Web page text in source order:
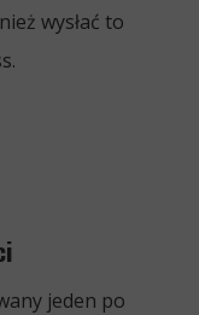
wysłać to
jeden po